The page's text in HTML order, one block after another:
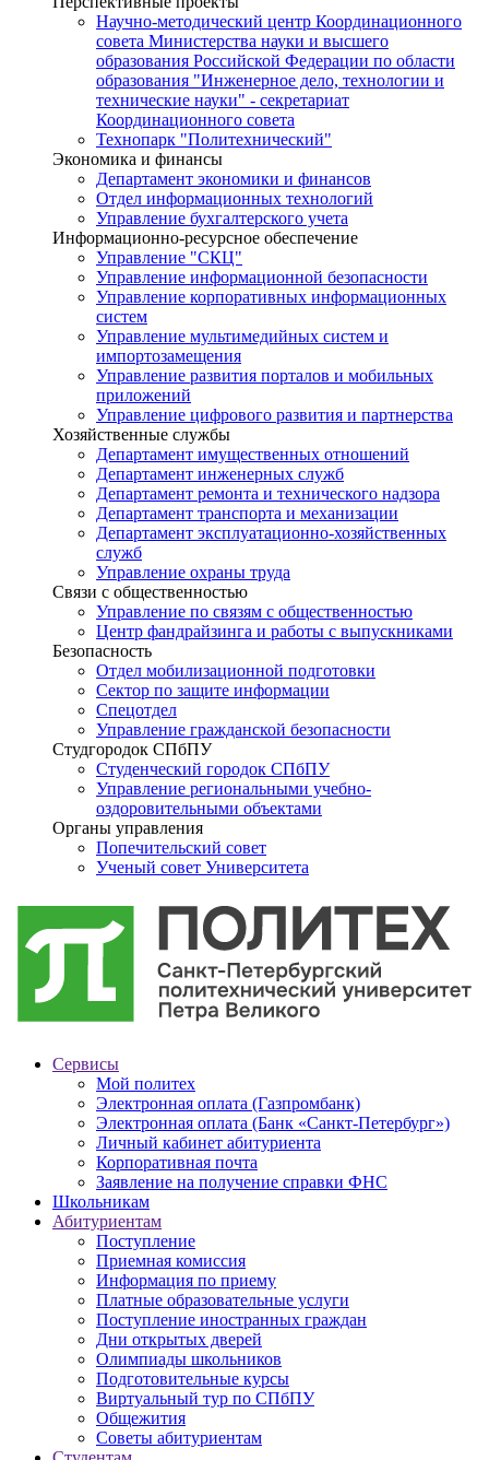
Научно-методический центр Координационного
совета Министерства науки и высшего
образования Российской Федерации по области
образования "Инженерное дело, технологии и
технические науки" - секретариат
Координационного совета
Технопарк "Политехнический"
Экономика и финансы
Департамент экономики и финансов
Отдел информационных технологий
Управление бухгалтерского учета
Информационно-ресурсное обеспечение
Управление "СКЦ"
Управление информационной безопасности
Управление корпоративных информационных
систем
Управление мультимедийных систем и
импортозамещения
Управление развития порталов и мобильных
приложений
Управление цифрового развития и партнерства
Хозяйственные службы
Департамент имущественных отношений
Департамент инженерных служб
Департамент ремонта и технического надзора
Департамент транспорта и механизации
Департамент эксплуатационно-хозяйственных
служб
Управление охраны труда
Связи с общественностью
Управление по связям с общественностью
Центр фандрайзинга и работы с выпускниками
Безопасность
Отдел мобилизационной подготовки
Сектор по защите информации
Спецотдел
Управление гражданской безопасности
Студгородок СПбПУ
Студенческий городок СПбПУ
Управление региональными учебно-
оздоровительными объектами
Органы управления
Попечительский совет
Ученый совет Университета
Сервисы
Мой политех
Электронная оплата (Газпромбанк)
Электронная оплата (Банк «Санкт-Петербург»)
Личный кабинет абитуриента
Корпоративная почта
Заявление на получение справки ФНС
Школьникам
Абитуриентам
Поступление
Приемная комиссия
Информация по приему
Платные образовательные услуги
Поступление иностранных граждан
Дни открытых дверей
Олимпиады школьников
Подготовительные курсы
Виртуальный тур по СПбПУ
Общежития
Советы абитуриентам